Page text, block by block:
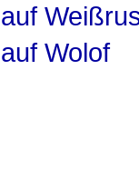
Wolof